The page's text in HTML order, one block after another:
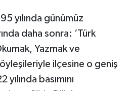
yılında günümüz
daha sonra: ‘Türk
Yazmak ve
ilçesine o geniş
yılında basımını